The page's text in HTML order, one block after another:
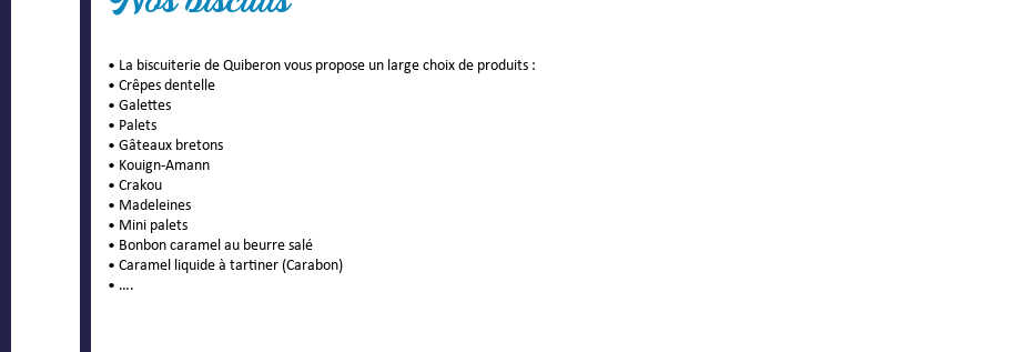
• La biscuiterie de Quiberon vous propose un large choix de produits :
• Crêpes dentelle
• Galettes
• Palets
• Gâteaux bretons
• Kouign-Amann
• Crakou
• Madeleines
• Mini palets
• Bonbon caramel au beurre salé
• Caramel liquide à tartiner (Carabon)
• ….